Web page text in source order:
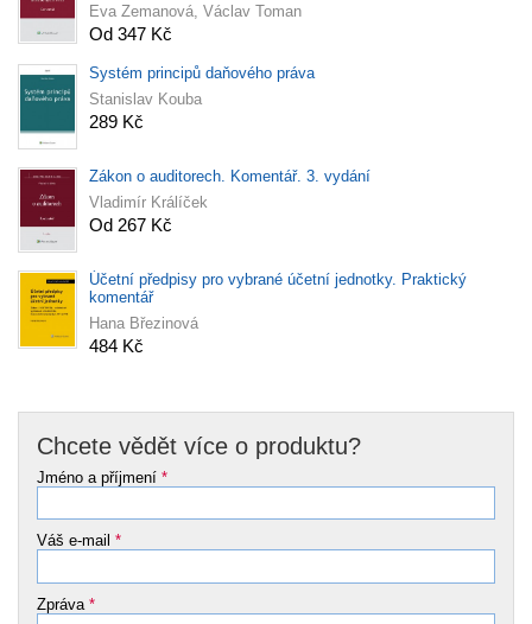
Eva Zemanová, Václav Toman
Od 347 Kč
Systém principů daňového práva
Stanislav Kouba
289 Kč
Zákon o auditorech. Komentář. 3. vydání
Vladimír Králíček
Od 267 Kč
Účetní předpisy pro vybrané účetní jednotky. Praktický
komentář
Hana Březinová
484 Kč
Chcete vědět více o produktu?
Jméno a příjmení *
Váš e-mail *
Zpráva *